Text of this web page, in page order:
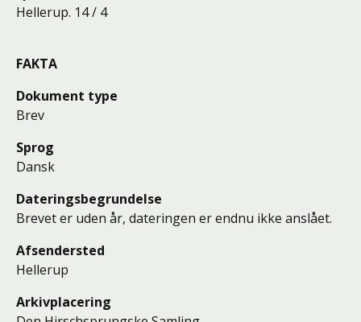
Hellerup. 14 / 4
FAKTA
Dokument type
Brev
Sprog
Dansk
Dateringsbegrundelse
Brevet er uden år, dateringen er endnu ikke anslået.
Afsendersted
Hellerup
Arkivplacering